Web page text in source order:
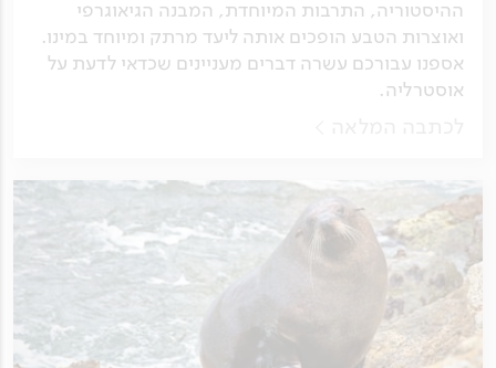
ההיסטוריה, התרבות המיוחדת, המבנה הגיאוגרפי
ואוצרות הטבע הופכים אותה ליעד מרתק ומיוחד במינו.
אספנו עבורכם עשרה דברים מעניינים שכדאי לדעת על
אוסטרליה.